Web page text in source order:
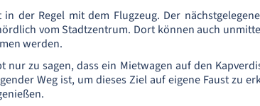
in der Regel mit dem Flugzeug. Der
vom Stadtzentrum. Dort können auch
werden.
nur zu sagen, dass ein Mietwagen auf den
Weg ist, um dieses Ziel auf eigene Faust zu